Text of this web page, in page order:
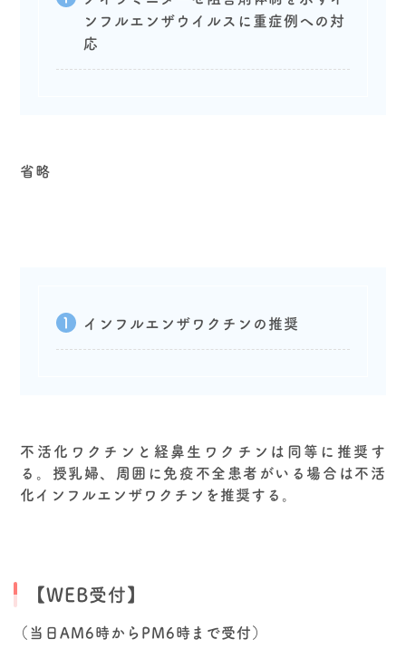
ンフルエンザウイルスに重症例への対
応
省略
インフルエンザワクチンの推奨
不活化ワクチンと経鼻生ワクチンは同等に推奨す
る。授乳婦、周囲に免疫不全患者がいる場合は不活
化インフルエンザワクチンを推奨する。
【WEB受付】
（当日AM6時からPM6時まで受付）